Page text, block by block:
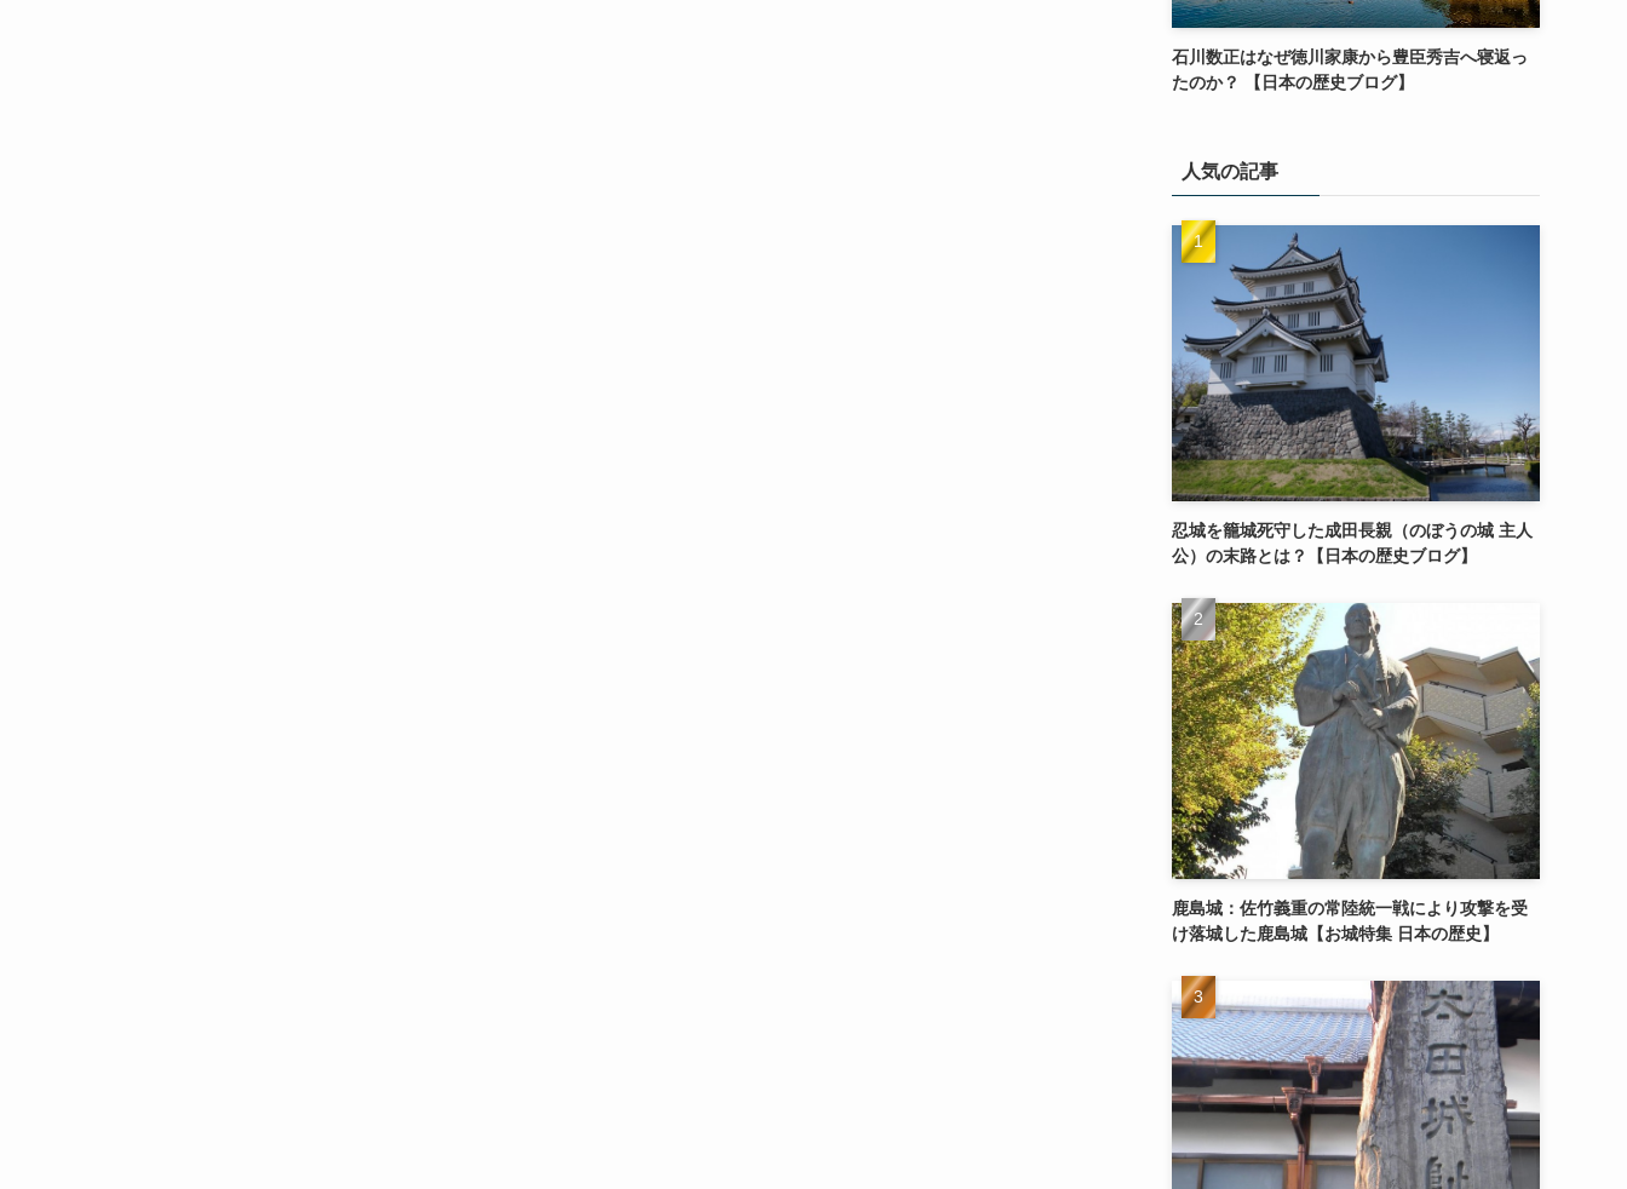
石川数正はなぜ徳川家康から豊臣秀吉へ寝返っ
たのか？ 【日本の歴史ブログ】
人気の記事
忍城を籠城死守した成田長親（のぼうの城 主人
公）の末路とは？【日本の歴史ブログ】
鹿島城：佐竹義重の常陸統一戦により攻撃を受
け落城した鹿島城【お城特集 日本の歴史】